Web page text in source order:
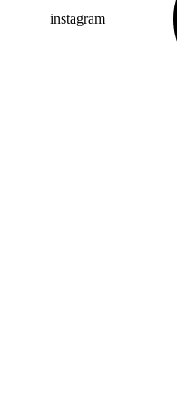
instagram